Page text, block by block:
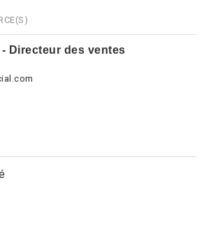
Directeur des ventes